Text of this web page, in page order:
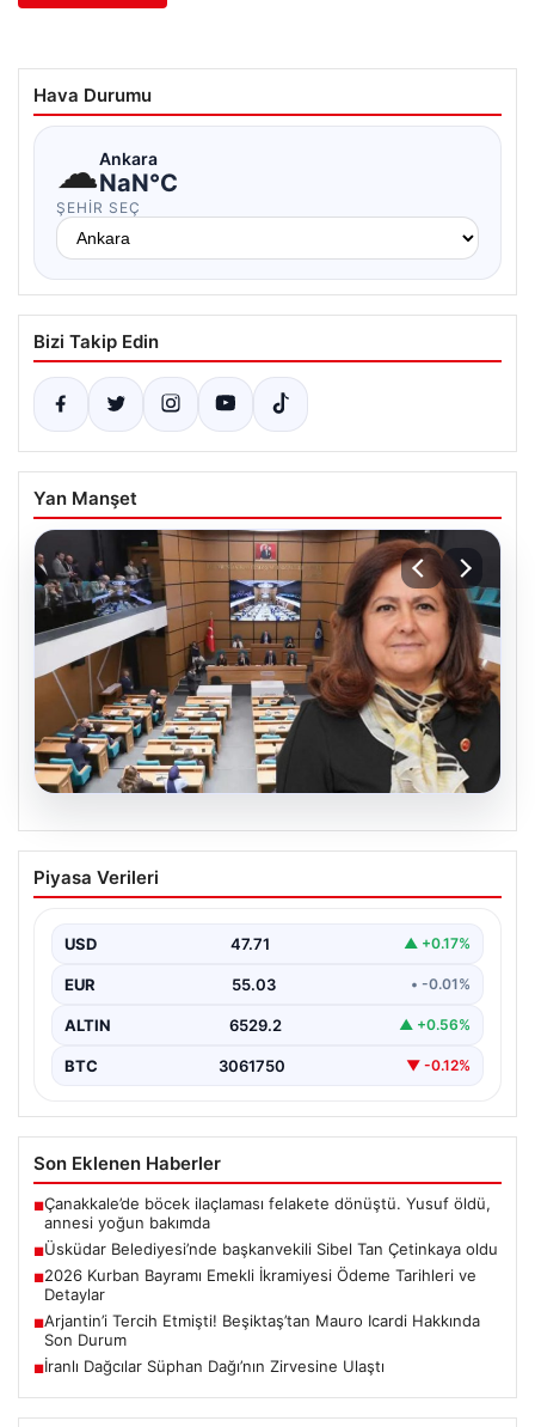
Hava Durumu
☁Ankara
NaN°C
ŞEHIR SEÇ
Bizi Takip Edin
Yan Manşet
Üsküdar Belediyesi’nde başkanvekili
Sibel Tan Çetinkaya oldu
Piyasa Verileri
USD 47.71 ▲ +0.17%
EUR 55.03 • -0.01%
ALTIN 6529.2 ▲ +0.56%
BTC 3061750 ▼ -0.12%
Son Eklenen Haberler
■Çanakkale’de böcek ilaçlaması felakete dönüştü. Yusuf öldü,
annesi yoğun bakımda
■Üsküdar Belediyesi’nde başkanvekili Sibel Tan Çetinkaya oldu
■2026 Kurban Bayramı Emekli İkramiyesi Ödeme Tarihleri ve
Detaylar
■Arjantin’i Tercih Etmişti! Beşiktaş’tan Mauro Icardi Hakkında
Son Durum
■İranlı Dağcılar Süphan Dağı’nın Zirvesine Ulaştı